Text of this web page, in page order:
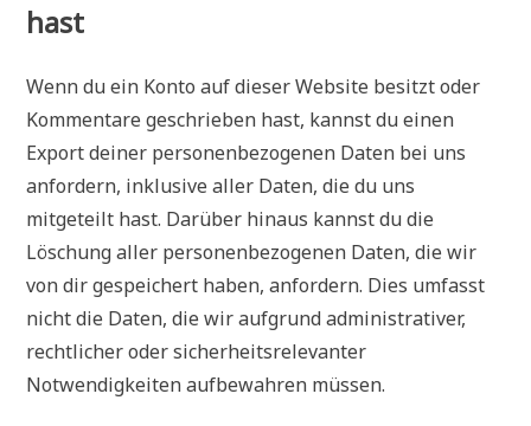
hast
Wenn du ein Konto auf dieser Website besitzt oder
Kommentare geschrieben hast, kannst du einen
Export deiner personenbezogenen Daten bei uns
anfordern, inklusive aller Daten, die du uns
mitgeteilt hast. Darüber hinaus kannst du die
Löschung aller personenbezogenen Daten, die wir
von dir gespeichert haben, anfordern. Dies umfasst
nicht die Daten, die wir aufgrund administrativer,
rechtlicher oder sicherheitsrelevanter
Notwendigkeiten aufbewahren müssen.